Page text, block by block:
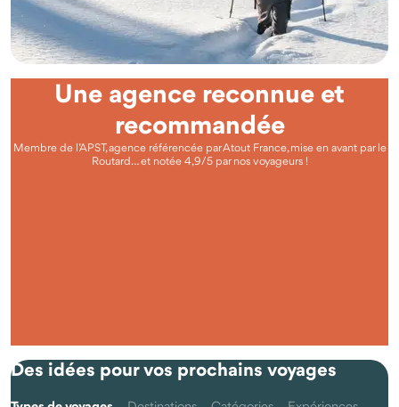
Une agence reconnue et
recommandée
Membre de l’APST, agence référencée par Atout France, mise en avant par le
Routard… et notée 4,9/5 par nos voyageurs !
Des idées pour vos prochains voyages